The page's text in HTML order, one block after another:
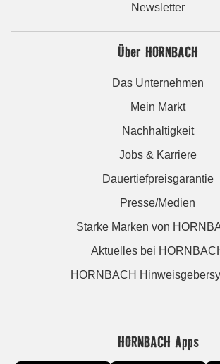
Newsletter
Über HORNBACH
Das Unternehmen
Mein Markt
Nachhaltigkeit
Jobs & Karriere
Dauertiefpreisgarantie
Presse/Medien
Starke Marken von
Aktuelles bei
HORNBACH
HORNBACH Apps